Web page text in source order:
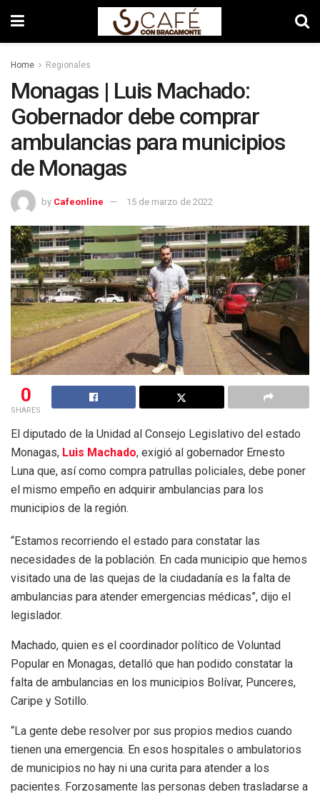
Home Regionales
Monagas | Luis Machado:
Gobernador debe comprar
ambulancias para municipios
de Monagas
by Cafeonline 15 de marzo de 2022
0
SHARES
El diputado de la Unidad al Consejo Legislativo del estado
Monagas, Luis Machado, exigió al gobernador Ernesto
Luna que, así como compra patrullas policiales, debe poner
el mismo empeño en adquirir ambulancias para los
municipios de la región.
“Estamos recorriendo el estado para constatar las
necesidades de la población. En cada municipio que hemos
visitado una de las quejas de la ciudadanía es la falta de
ambulancias para atender emergencias médicas”, dijo el
legislador.
Machado, quien es el coordinador político de Voluntad
Popular en Monagas, detalló que han podido constatar la
falta de ambulancias en los municipios Bolívar, Punceres,
Caripe y Sotillo.
“La gente debe resolver por sus propios medios cuando
tienen una emergencia. En esos hospitales o ambulatorios
de municipios no hay ni una curita para atender a los
pacientes. Forzosamente las personas deben trasladarse a